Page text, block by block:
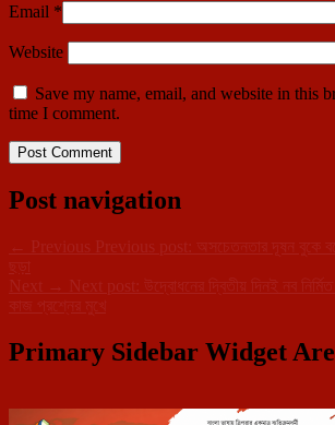
Email *
Website
Save my name, email, and website in this
time I comment.
Post navigation
← Previous Previous post:
অসচেতনতার দূষন বুকে
ছড়া
Next → Next post:
উদ্বোধনের দ্বিতীয় দিনই নব
কাজ প্রশ্নের মুখে
Primary Sidebar Widget